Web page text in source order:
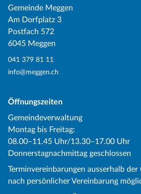
Gemeinde Meggen
Am Dorfplatz 3
Postfach 572
6045 Meggen
041 379 81 11
info@meggen.ch
Öffnungszeiten
Gemeindeverwaltung
Montag bis Freitag:
08.00–11.45 Uhr/13.30–17.00 Uhr
Donnerstagnachmittag geschlossen
Terminvereinbarungen ausserhalb
nach persönlicher Vereinbarung